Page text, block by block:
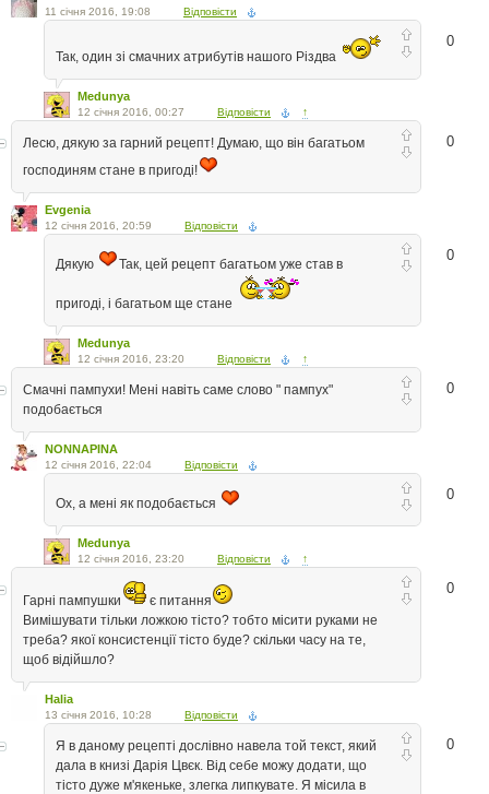
11 січня 2016, 19:08 Відповісти
0
Так, один зі смачних атрибутів нашого Різдва
Medunya
12 січня 2016, 00:27 Відповісти ↑
0
Лесю, дякую за гарний рецепт! Думаю, що вiн багатьом
господиням стане в пригодi!
Evgenia
12 січня 2016, 20:59 Відповісти
0
Дякую Так, цей рецепт багатьом уже став в
пригоді, і багатьом ще стане
Medunya
12 січня 2016, 23:20 Відповісти ↑
0
Смачні пампухи! Мені навіть саме слово " пампух"
подобається
NONNAPINA
12 січня 2016, 22:04 Відповісти
0
Ох, а мені як подобається
Medunya
12 січня 2016, 23:20 Відповісти ↑
0
Гарні пампушки
є питання
Вимішувати тільки ложкою тісто? тобто місити руками не
треба? якої консистенції тісто буде? скільки часу на те,
щоб відійшло?
Halia
13 січня 2016, 10:28 Відповісти
0
Я в даному рецепті дослівно навела той текст, який
дала в книзі Дарія Цвєк. Від себе можу додати, що
тісто дуже м'якеньке, злегка липкувате. Я місила в